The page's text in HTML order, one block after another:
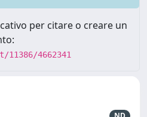
per citare o creare un
4662341